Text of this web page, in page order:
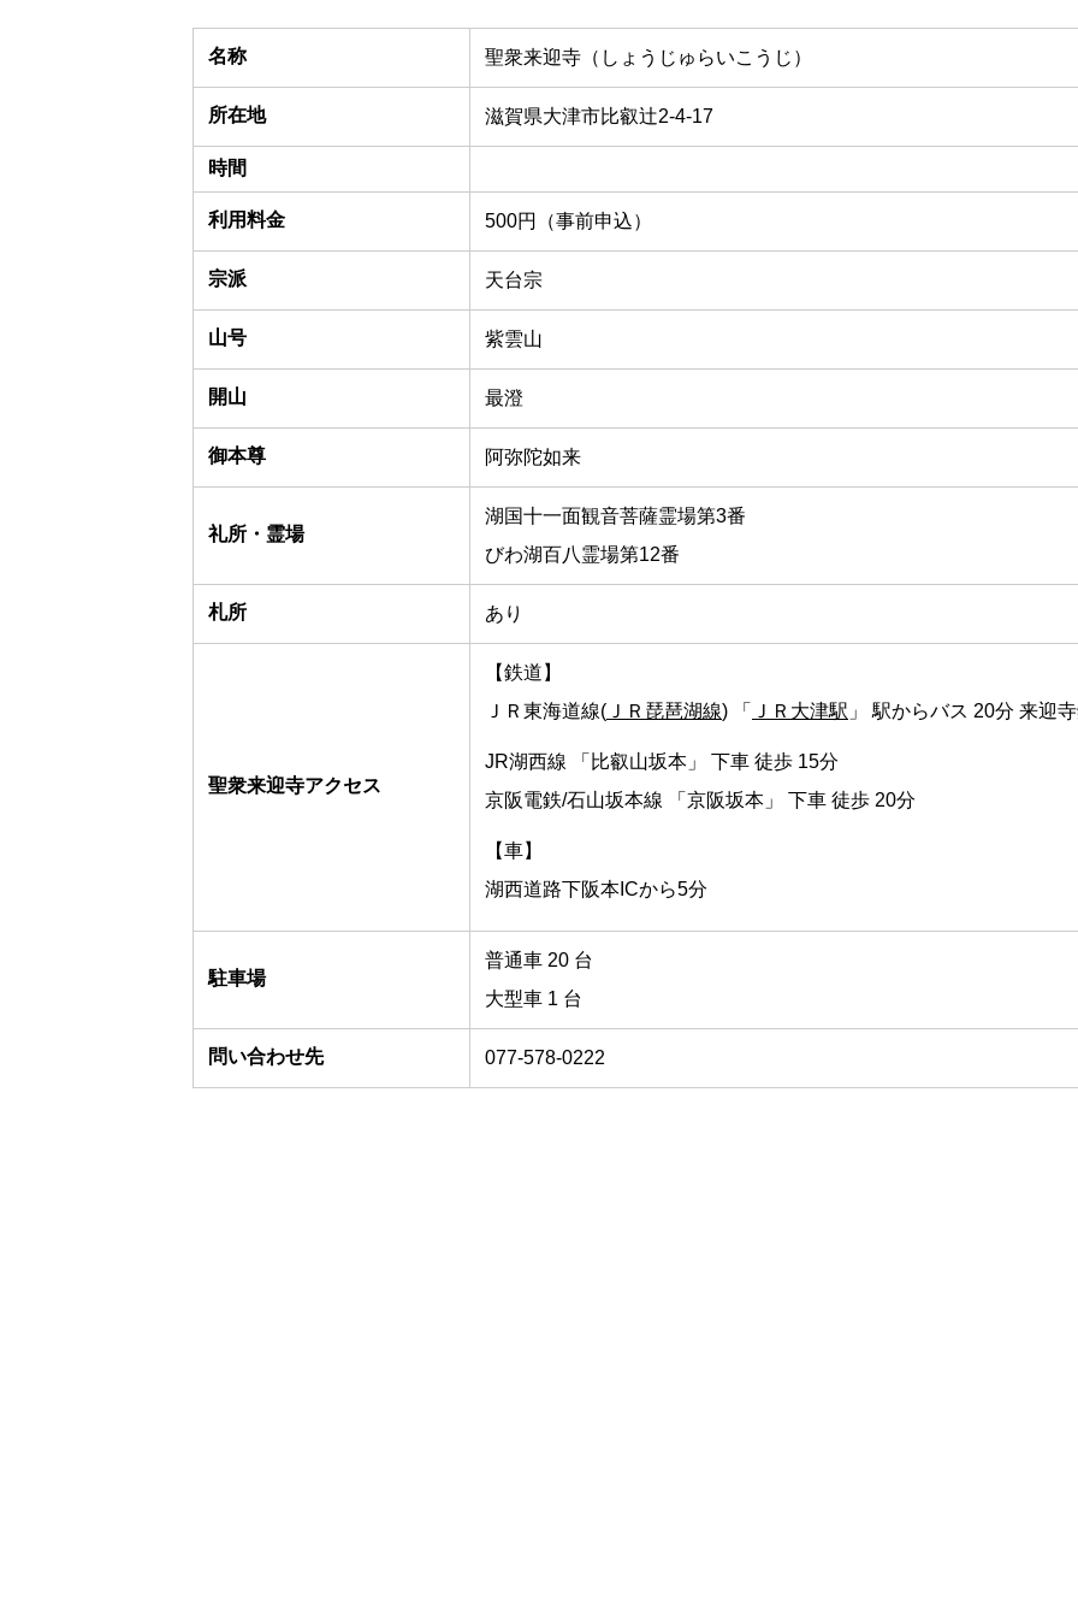
名称 聖衆来迎寺（しょうじゅらいこうじ）
所在地 滋賀県大津市比叡辻2-4-17
時間
利用料金 500円（事前申込）
宗派 天台宗
山号 紫雲山
開山 最澄
御本尊 阿弥陀如来
礼所・霊場
湖国十一面観音菩薩霊場第3番
びわ湖百八霊場第12番
札所 あり
聖衆来迎寺アクセス
【鉄道】
ＪＲ東海道線( ＪＲ琵琶湖線) 「 ＪＲ大津駅 」 駅からバス 20分 来迎寺
JR湖西線 「比叡山坂本」 下車 徒歩 15分
京阪電鉄/石山坂本線 「京阪坂本」 下車 徒歩 20分
【車】
湖西道路下阪本ICから5分
駐車場
普通車 20 台
大型車 1 台
問い合わせ先 077-578-0222